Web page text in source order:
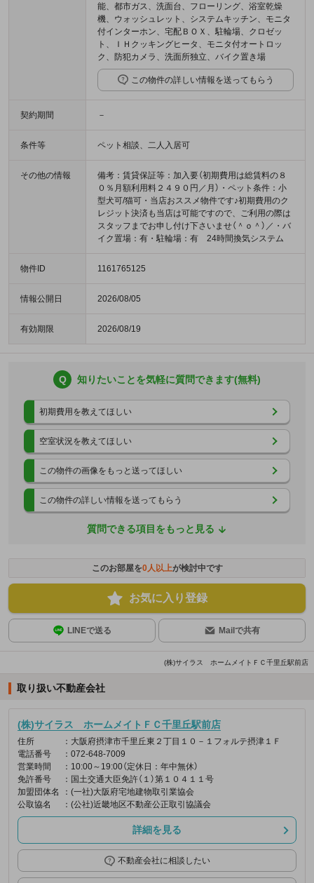
能、都市ガス、洗面台、フローリング、浴室乾燥
機、ウォッシュレット、システムキッチン、モニタ
付インターホン、宅配ＢＯＸ、駐輪場、クロゼッ
ト、ＩＨクッキングヒータ、モニタ付オートロッ
ク、防犯カメラ、洗面所独立、バイク置き場
この物件の詳しい情報を送ってもらう
契約期間 －
条件等 ペット相談、二人入居可
その他の情報
備考：賃貸保証等：加入要（初期費用は総賃料の８
０％月額利用料２４９０円／月）・ペット条件：小
型犬可/猫可・当店おススメ物件です♪初期費用のク
レジット決済も当店は可能ですので、ご利用の際は
スタッフまでお申し付け下さいませ（＾ｏ＾）／・バ
イク置場：有・駐輪場：有 24時間換気システム
物件ID 1161765125
情報公開日 2026/08/05
有効期限 2026/08/19
Q 知りたいことを気軽に質問できます(無料)
初期費用を教えてほしい
空室状況を教えてほしい
この物件の画像をもっと送ってほしい
この物件の詳しい情報を送ってもらう
質問できる項目をもっと見る
このお部屋を0人以上が検討中です
お気に入り登録
LINEで送る Mailで共有
(株)サイラス ホームメイトＦＣ千里丘駅前店
取り扱い不動産会社
(株)サイラス ホームメイトＦＣ千里丘駅前店
住所
：大阪府摂津市千里丘東２丁目１０－１フォルテ摂津１Ｆ
電話番号
：072-648-7009
営業時間
：10:00～19:00（定休日：年中無休）
免許番号
：国土交通大臣免許（１）第１０４１１号
加盟団体名
：(一社)大阪府宅地建物取引業協会
公取協名
：(公社)近畿地区不動産公正取引協議会
詳細を見る
不動産会社に相談したい